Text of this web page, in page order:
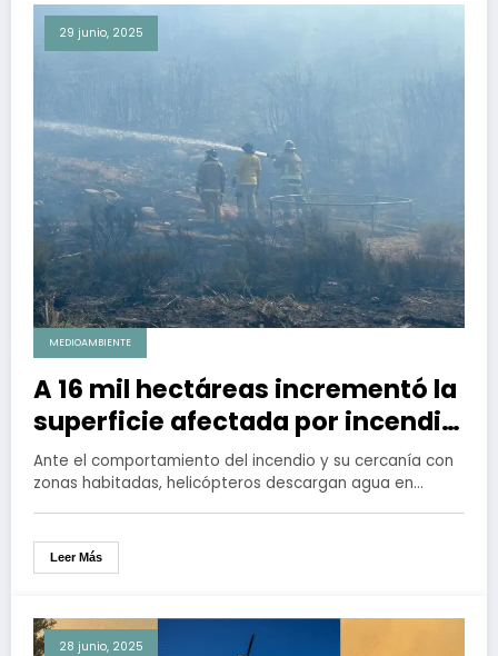
29 junio, 2025
MEDIOAMBIENTE
A 16 mil hectáreas incrementó la
superficie afectada por incendio
forestal en Tecate
Ante el comportamiento del incendio y su cercanía con
zonas habitadas, helicópteros descargan agua en…
Leer Más
28 junio, 2025